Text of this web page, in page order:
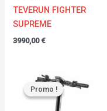
TEVERUN FIGHTER
SUPREME
3990,00€
Promo !
Promo !